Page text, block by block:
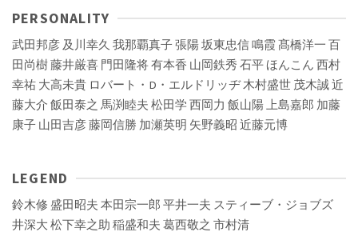
PERSONALITY
武田邦彦 及川幸久 我那覇真子張陽坂東忠信鳴霞 髙橋洋一 百
田尚樹藤井厳喜 門田隆将有本香 山岡鉄秀 石平 ほんこん 西村
幸祐 大高未貴 ロバート・D・エルドリッヂ木村盛世 茂木誠近
藤大介 飯田泰之 馬渕睦夫 松田学 西岡力 飯山陽上島嘉郎 加藤
康子 山田吉彦藤岡信勝 加瀬英明 矢野義昭 近藤元博
LEGEND
鈴木修 盛田昭夫 本田宗一郎 平井一夫 スティーブ・ジョブズ
井深大 松下幸之助 稲盛和夫 葛西敬之 市村清